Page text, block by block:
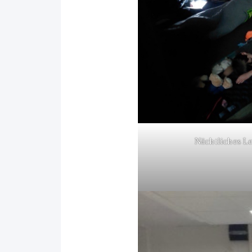
Nächtliches